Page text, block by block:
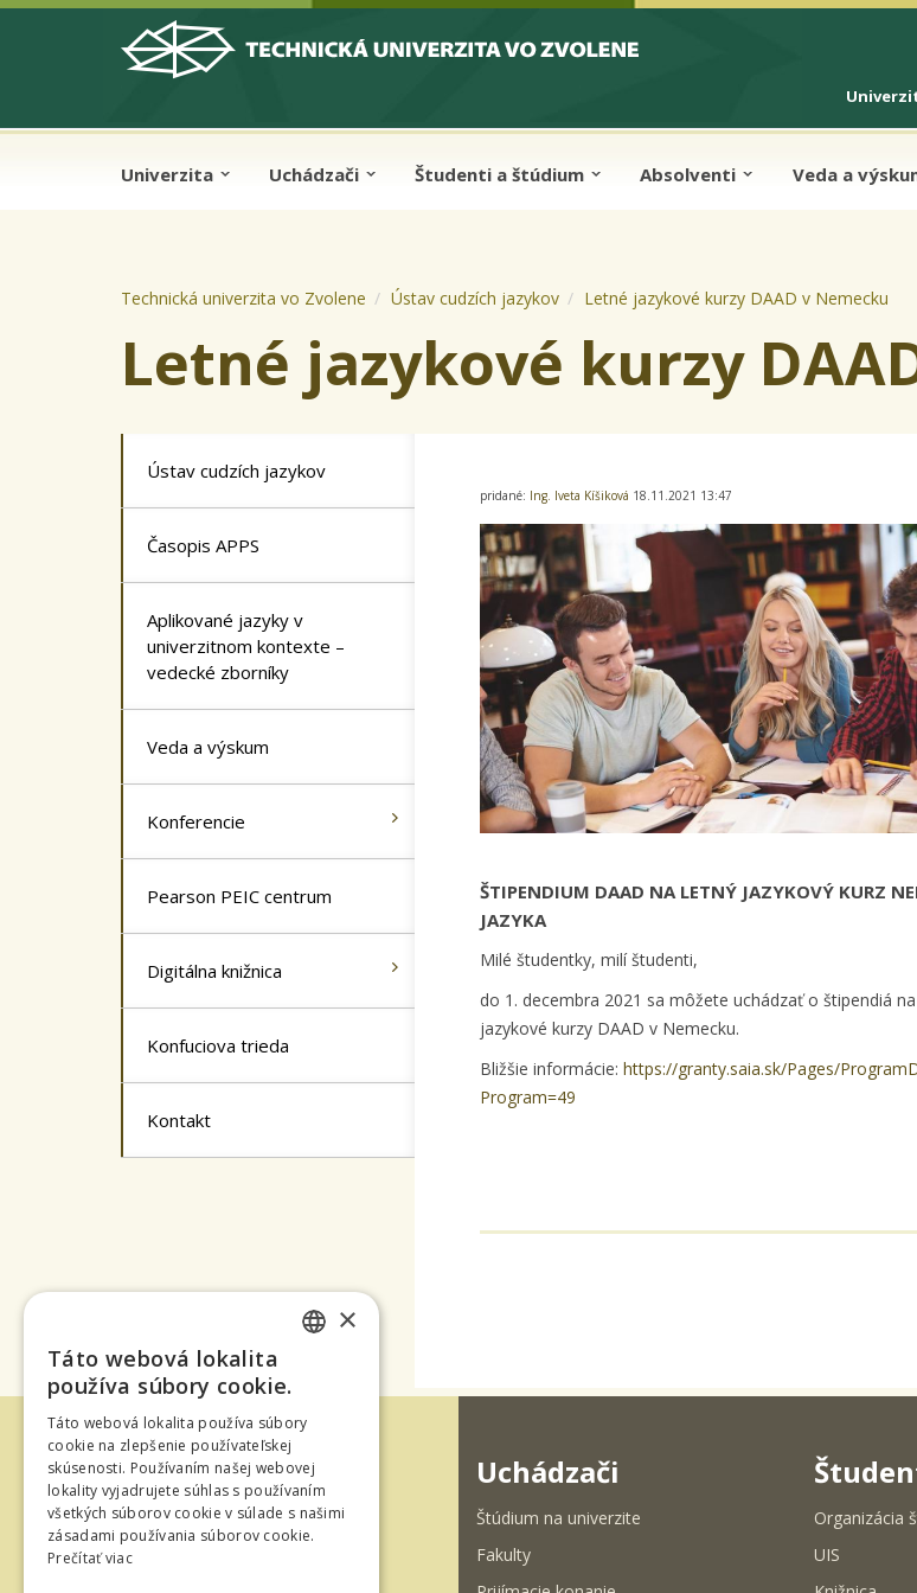
Skip to cookies
Skip to navigation
Skočiť na hlavný obsah
Univerzita Uchádzači Študenti a štúdium Absolventi Veda a
Technická univerzita vo Zvolene Ústav cudzích jazykov Letné jazykové kurzy DAAD v Nemecku
Letné jazykové kurzy
Ústav cudzích jazykov
Časopis APPS
Aplikované jazyky v
univerzitnom kontexte –
vedecké zborníky
Veda a výskum
Konferencie
Pearson PEIC centrum
Digitálna knižnica
Konfuciova trieda
Kontakt
pridané: Ing. Iveta Kíšiková 18.11.2021 13:47
ŠTIPENDIUM DAAD NA LETNÝ JAZYKOVÝ KURZ
JAZYKA
Milé študentky, milí študenti,
do 1. decembra 2021 sa môžete uchádzať o štipendiá
jazykové kurzy DAAD v Nemecku.
Bližšie informácie:https://granty.saia.sk/Pages/
Program=49
Uchádzači
Štúdium na univerzite
Fakulty
Organizácia
UIS
×
Táto webová lokalita
používa súbory cookie.
Táto webová lokalita používa súbory
cookie na zlepšenie používateľskej
skúsenosti. Používaním našej webovej
lokality vyjadrujete súhlas s používaním
všetkých súborov cookie v súlade s našimi
zásadami používania súborov cookie.
Prečítať viac